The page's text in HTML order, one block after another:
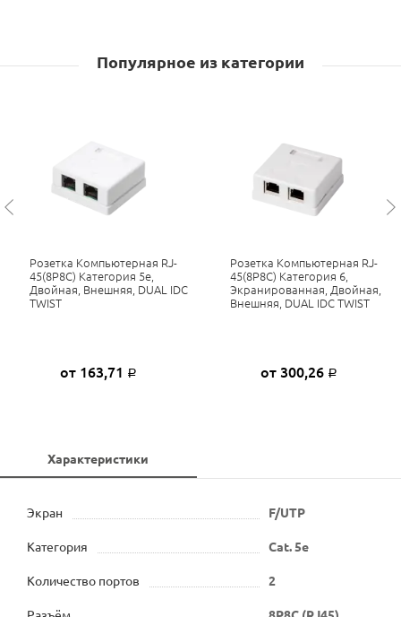
Популярное из категории
Розетка Компьютерная RJ-
45(8P8C) Категория 5е,
Двойная, Внешняя, DUAL IDC
TWIST
от 163,71 Р
Розетка Компьютерная RJ-
45(8P8C) Категория 6,
Экранированная, Двойная,
Внешняя, DUAL IDC TWIST
от 300,26 Р
Характеристики
Экран F/UTP
Категория Cat. 5e
Количество портов 2